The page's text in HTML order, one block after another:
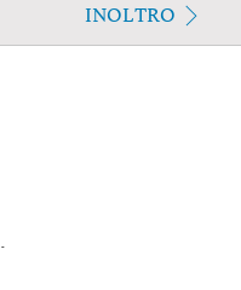
INOLTRO